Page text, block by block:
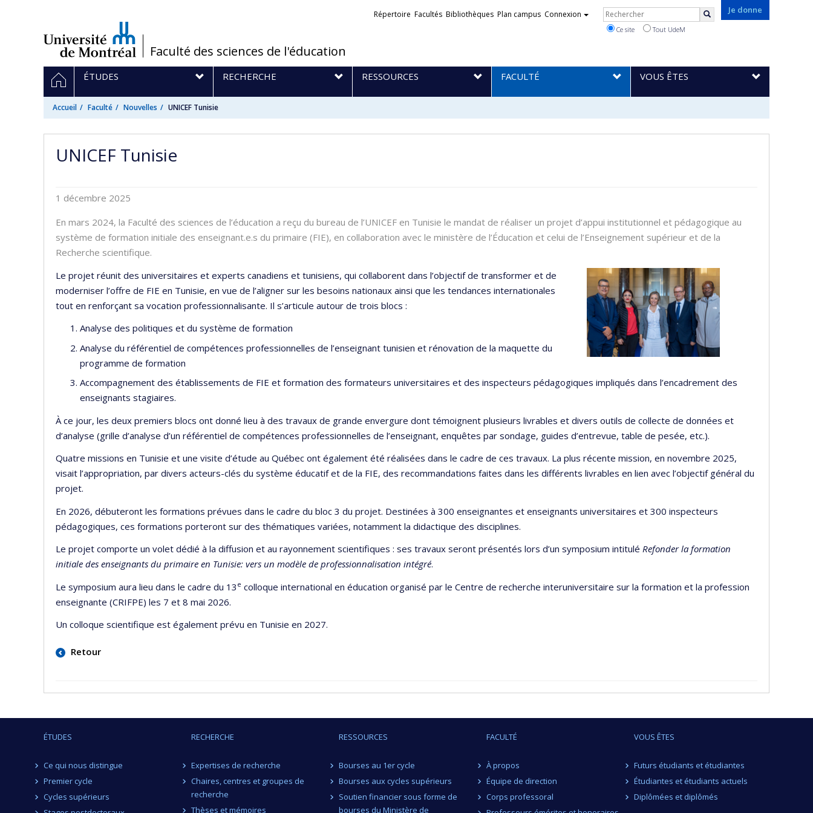
/Faculté des sciences de l'éducation
Je donne
Liens
Répertoire Facultés Bibliothèques Plan campus Connexion Rechercher
Ce site Tout UdeM
Navigation
principale
ACCUEIL
ÉTUDES RECHERCHE RESSOURCES FACULTÉ VOUS ÊTES
Accueil Faculté Nouvelles UNICEF Tunisie
UNICEF Tunisie
1 décembre 2025
En mars 2024, la Faculté des sciences de l’éducation a reçu du bureau de l’UNICEF en Tunisie le mandat de réaliser un projet d’appui institutionnel et pédagogique au
système de formation initiale des enseignant.e.s du primaire (FIE), en collaboration avec le ministère de l’Éducation et celui de l’Enseignement supérieur et de la
Recherche scientifique.
Le projet réunit des universitaires et experts canadiens et tunisiens, qui collaborent dans l’objectif de transformer et de
moderniser l’offre de FIE en Tunisie, en vue de l’aligner sur les besoins nationaux ainsi que les tendances internationales
tout en renforçant sa vocation professionnalisante. Il s’articule autour de trois blocs :
Analyse des politiques et du système de formation
Analyse du référentiel de compétences professionnelles de l’enseignant tunisien et rénovation de la maquette du
programme de formation
Accompagnement des établissements de FIE et formation des formateurs universitaires et des inspecteurs pédagogiques impliqués dans l’encadrement des
enseignants stagiaires.
À ce jour, les deux premiers blocs ont donné lieu à des travaux de grande envergure dont témoignent plusieurs livrables et divers outils de collecte de données et
d’analyse (grille d’analyse d’un référentiel de compétences professionnelles de l’enseignant, enquêtes par sondage, guides d’entrevue, table de pesée, etc.).
Quatre missions en Tunisie et une visite d’étude au Québec ont également été réalisées dans le cadre de ces travaux. La plus récente mission, en novembre 2025,
visait l’appropriation, par divers acteurs-clés du système éducatif et de la FIE, des recommandations faites dans les différents livrables en lien avec l’objectif général du
projet.
En 2026, débuteront les formations prévues dans le cadre du bloc 3 du projet. Destinées à 300 enseignantes et enseignants universitaires et 300 inspecteurs
pédagogiques, ces formations porteront sur des thématiques variées, notamment la didactique des disciplines.
Le projet comporte un volet dédié à la diffusion et au rayonnement scientifiques : ses travaux seront présentés lors d’un symposium intitulé Refonder la formation
initiale des enseignants du primaire en Tunisie: vers un modèle de professionnalisation intégré.
Le symposium aura lieu dans le cadre du 13 e colloque international en éducation organisé par le Centre de recherche interuniversitaire sur la formation et la profession
enseignante (CRIFPE) les 7 et 8 mai 2026.
Un colloque scientifique est également prévu en Tunisie en 2027.
Retour
ÉTUDES
Ce qui nous distingue
Premier cycle
Cycles supérieurs
RECHERCHE
Expertises de recherche
Chaires, centres et groupes de
recherche
Thèses et mémoires
RESSOURCES
Bourses au 1er cycle
Bourses aux cycles supérieurs
Soutien financier sous forme de
bourses du Ministère de
FACULTÉ
À propos
Équipe de direction
Corps professoral
VOUS ÊTES
Futurs étudiants et étudiantes
Étudiantes et étudiants actuels
Diplômées et diplômés